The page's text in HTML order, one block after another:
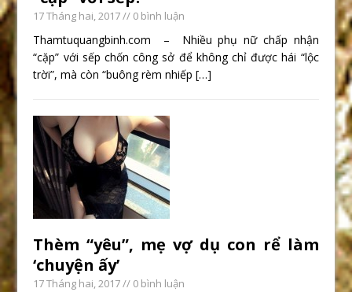
17 Tháng hai, 2017// 0 bình luận
Thamtuquangbinh.com – Nhiều phụ nữ chấp nhận
“cặp” với sếp chốn công sở để không chỉ được hái “lộc
trời”, mà còn “buông rèm nhiếp[…]
Thèm “yêu”, mẹ vợ dụ con rể làm
‘chuyện ấy’
17 Tháng hai, 2017// 0 bình luận